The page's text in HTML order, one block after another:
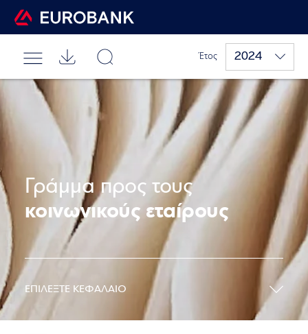
Έτος 2024
Γράμμα προς τους
κοινωνικούς εταίρους
ΕΠΙΛΕΞΤΕ ΚΕΦΑΛΑΙΟ